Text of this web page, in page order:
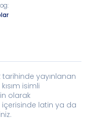
:
tarihinde yayınlanan
isimli
olarak
latin ya da